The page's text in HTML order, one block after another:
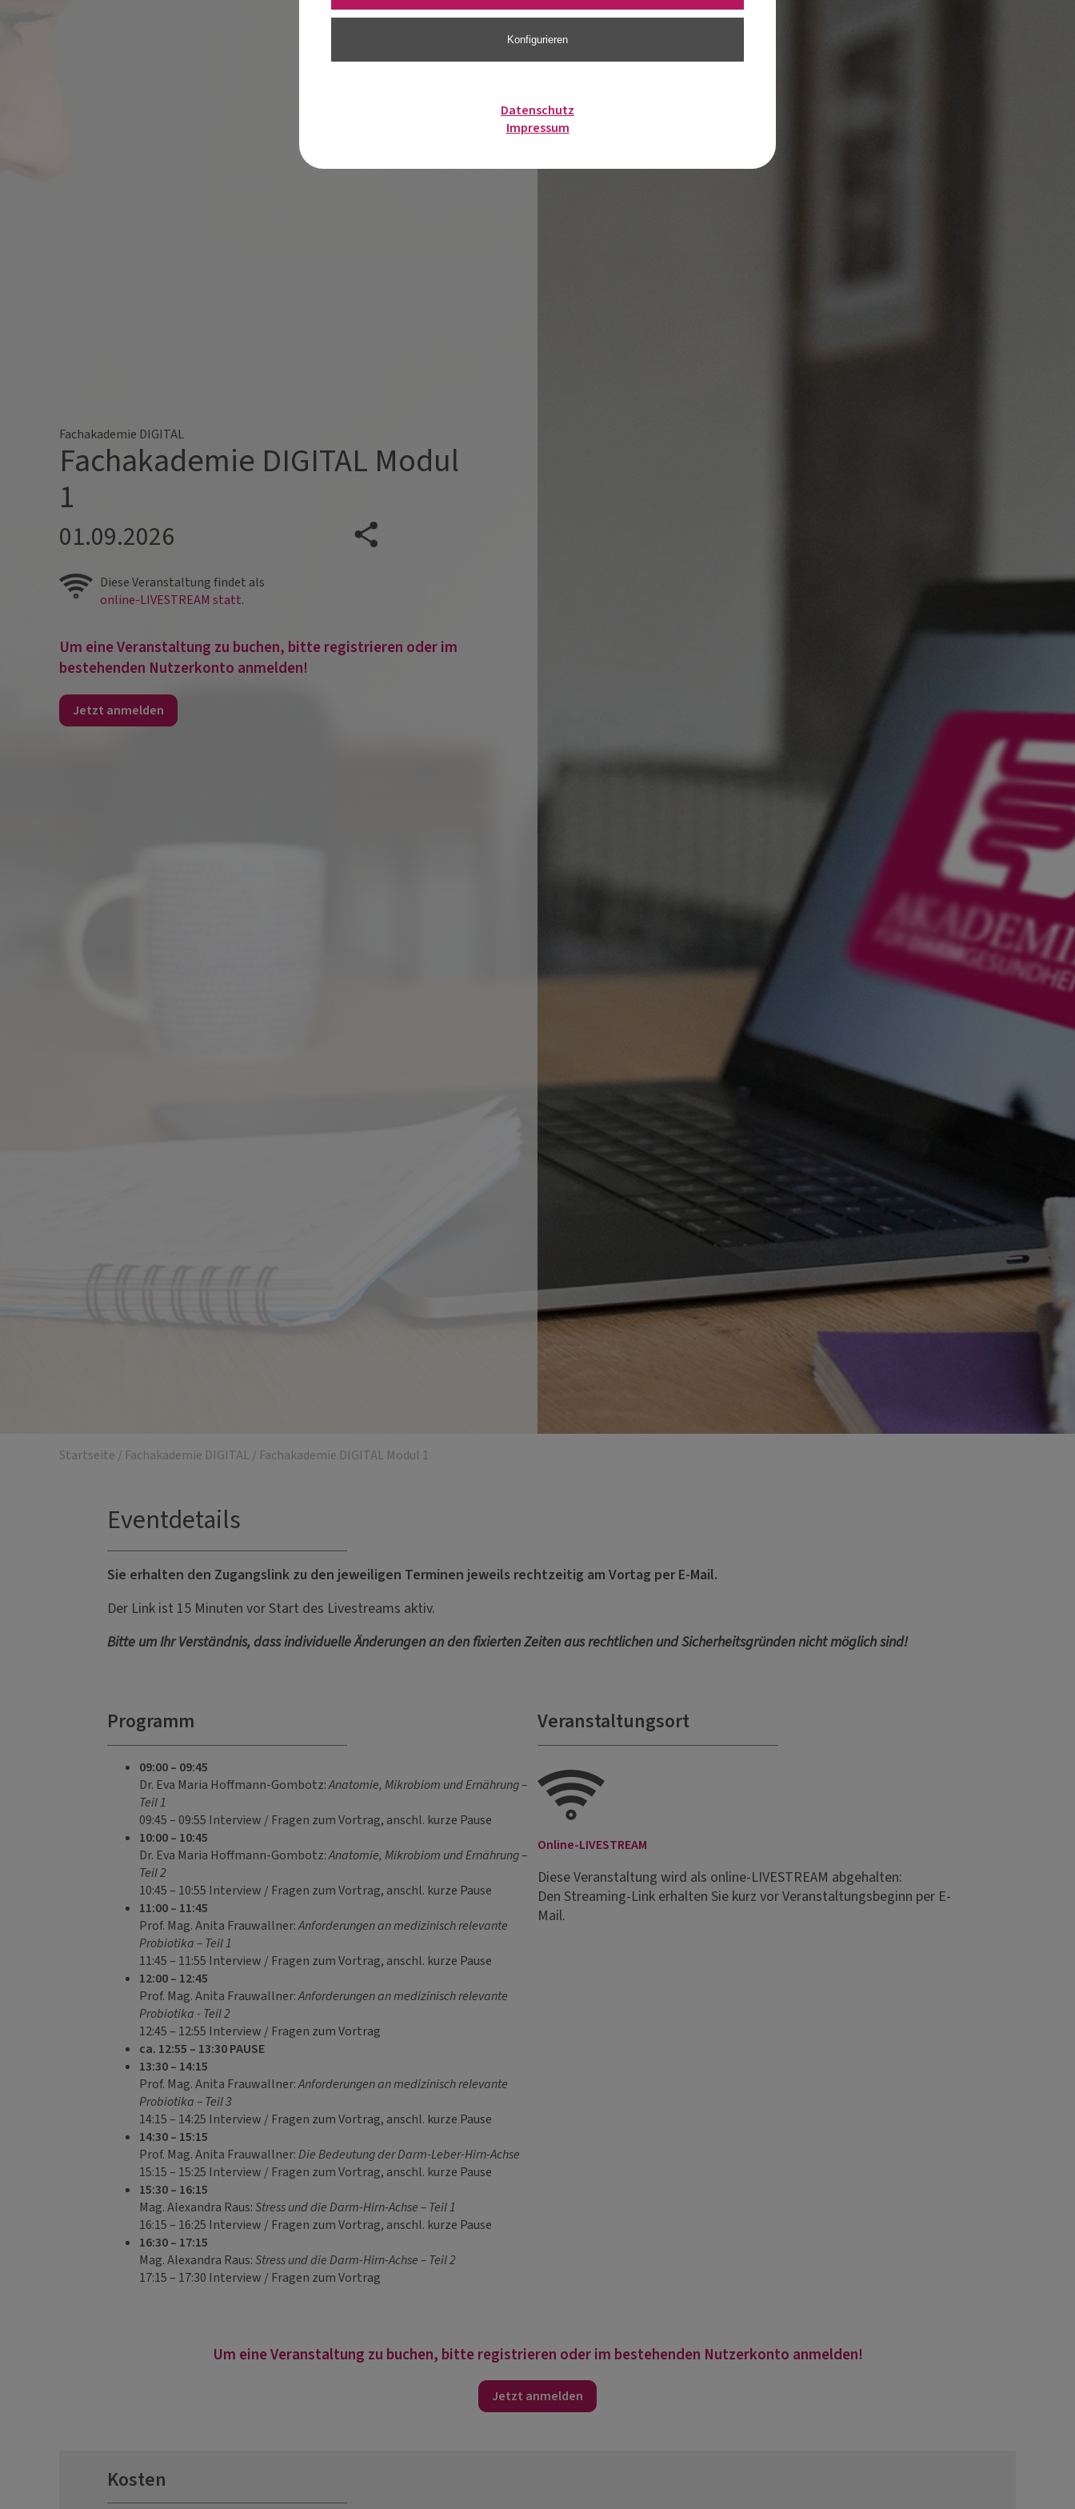
Fachakademie DIGITAL
Fachakademie DIGITAL Modul
1
01.09.2026
Diese Veranstaltung findet als
online-LIVESTREAM statt.
Um eine Veranstaltung zu buchen, bitte registrieren oder im
bestehenden Nutzerkonto anmelden!
Jetzt anmelden
Startseite / Fachakademie DIGITAL/ Fachakademie DIGITAL Modul 1
Eventdetails
Sie erhalten den Zugangslink zu den jeweiligen Terminen jeweils rechtzeitig am Vortag per E-Mail.
Der Link ist 15 Minuten vor Start des Livestreams aktiv.
Bitte um Ihr Verständnis, dass individuelle Änderungen an den fixierten Zeiten aus rechtlichen und Sicherheitsgründen nicht möglich sind!
Programm
09:00 – 09:45
Dr. Eva Maria Hoffmann-Gombotz:Anatomie, Mikrobiom und Ernährung –
Teil 1
09:45 – 09:55 Interview / Fragen zum Vortrag, anschl. kurze Pause
10:00 – 10:45
Dr. Eva Maria Hoffmann-Gombotz:Anatomie, Mikrobiom und Ernährung –
Teil 2
10:45 – 10:55 Interview / Fragen zum Vortrag, anschl. kurze Pause
11:00 – 11:45
Prof. Mag. Anita Frauwallner:Anforderungen an medizinisch relevante
Probiotika – Teil 1
11:45 – 11:55 Interview / Fragen zum Vortrag, anschl. kurze Pause
12:00 – 12:45
Prof. Mag. Anita Frauwallner:Anforderungen an medizinisch relevante
Probiotika - Teil 2
12:45 – 12:55 Interview / Fragen zum Vortrag
ca. 12:55 – 13:30 PAUSE
13:30 – 14:15
Prof. Mag. Anita Frauwallner:Anforderungen an medizinisch relevante
Probiotika – Teil 3
14:15 – 14:25 Interview / Fragen zum Vortrag, anschl. kurze Pause
14:30 – 15:15
Prof. Mag. Anita Frauwallner:Die Bedeutung der Darm-Leber-Hirn-Achse
15:15 – 15:25 Interview / Fragen zum Vortrag, anschl. kurze Pause
15:30 – 16:15
Mag. Alexandra Raus:Stress und die Darm-Hirn-Achse – Teil 1
16:15 – 16:25 Interview / Fragen zum Vortrag, anschl. kurze Pause
16:30 – 17:15
Mag. Alexandra Raus:Stress und die Darm-Hirn-Achse – Teil 2
17:15 – 17:30 Interview / Fragen zum Vortrag
Veranstaltungsort
Online-LIVESTREAM
Diese Veranstaltung wird als online-LIVESTREAM abgehalten:
Den Streaming-Link erhalten Sie kurz vor Veranstaltungsbeginn per E-
Mail.
Um eine Veranstaltung zu buchen, bitte registrieren oder im bestehenden Nutzerkonto anmelden!
Jetzt anmelden
Kosten
Konfigurieren
Datenschutz
Impressum